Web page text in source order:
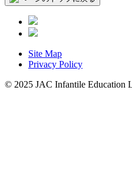
Site Map
Privacy Policy
© 2025 JAC Infantile Education